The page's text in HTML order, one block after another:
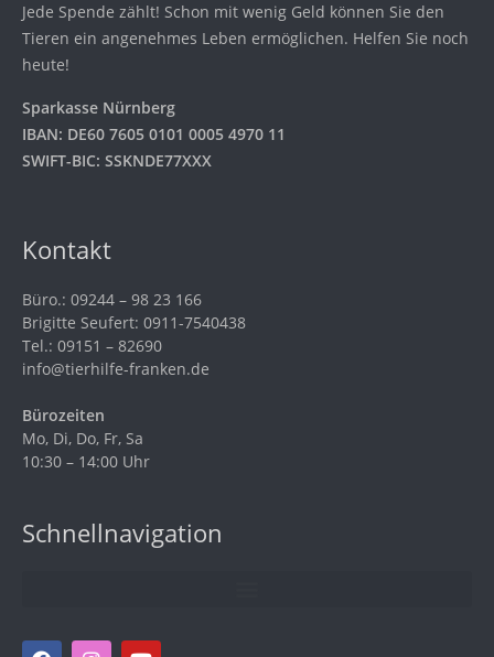
Jede Spende zählt! Schon mit wenig Geld können Sie den
Tieren ein angenehmes Leben ermöglichen. Helfen Sie noch
heute!
Sparkasse Nürnberg
IBAN: DE60 7605 0101 0005 4970 11
SWIFT-BIC: SSKNDE77XXX
Kontakt
Büro.: 09244 – 98 23 166
Brigitte Seufert: 0911-7540438
Tel.: 09151 – 82690
info@tierhilfe-franken.de
Bürozeiten
Mo, Di, Do, Fr, Sa
10:30 – 14:00 Uhr
Schnellnavigation